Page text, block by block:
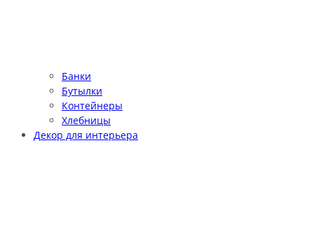
Банки
Бутылки
Контейнеры
Хлебницы
Декор для интерьера